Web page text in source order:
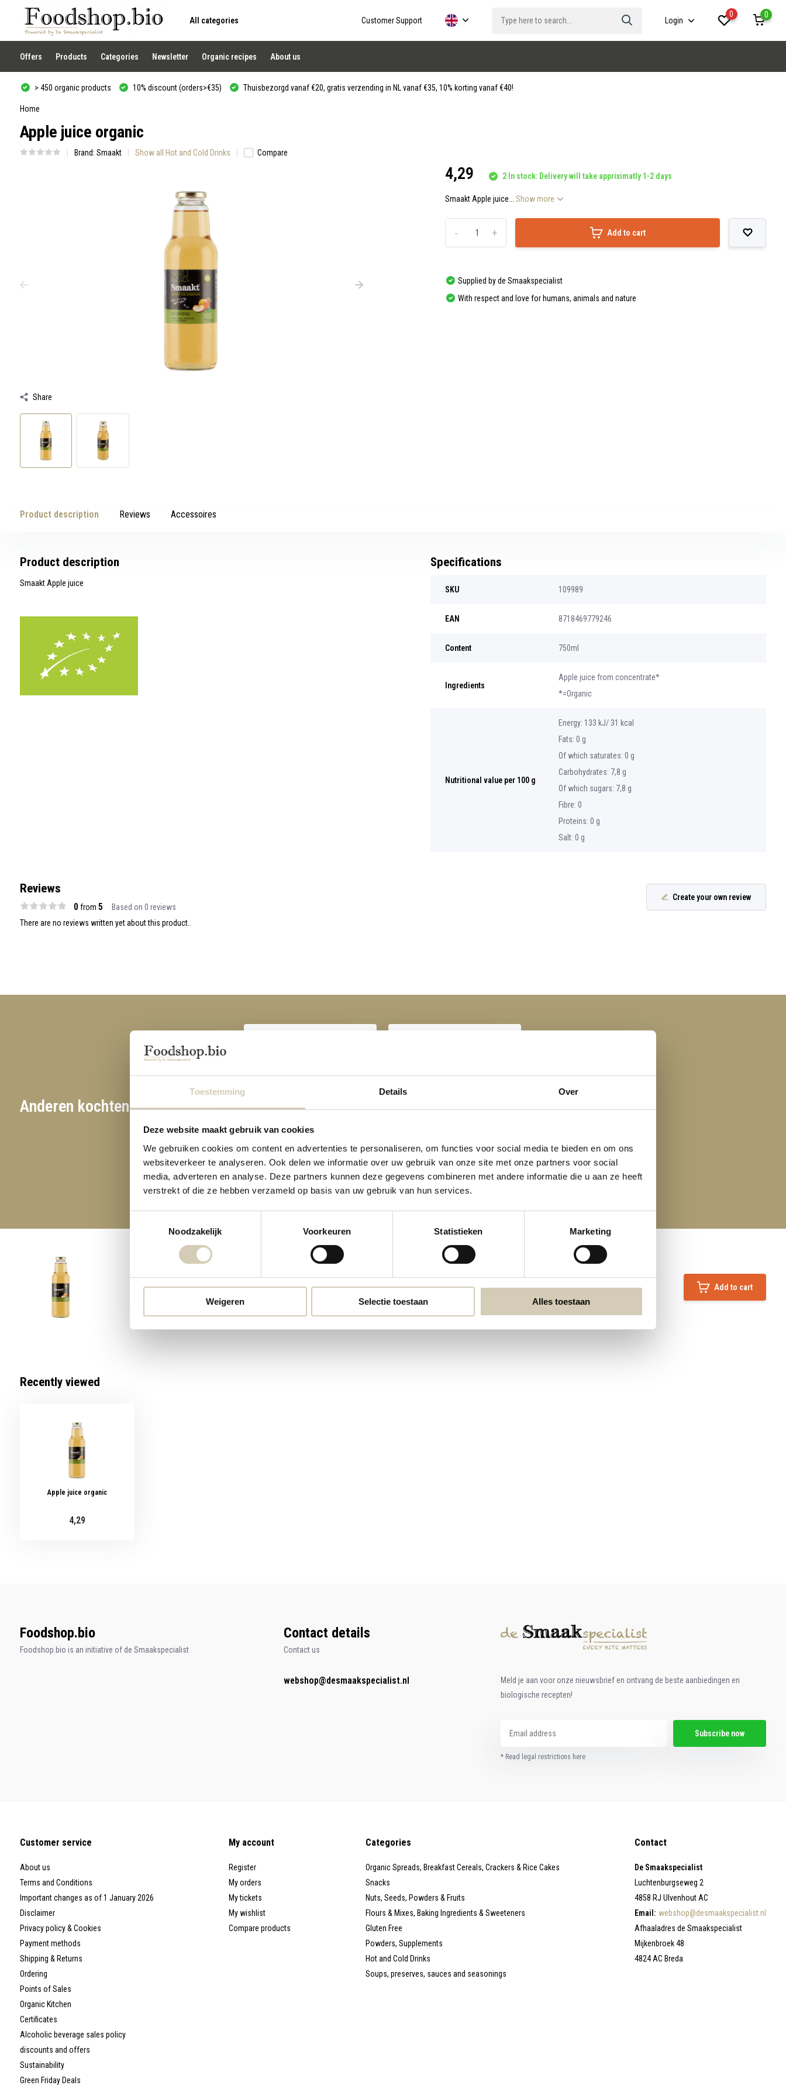
Toestemming Details Over
Deze website maakt gebruik van cookies
We gebruiken cookies om content en advertenties te personaliseren, om functies voor social media te bieden en om ons
websiteverkeer te analyseren. Ook delen we informatie over uw gebruik van onze site met onze partners voor social
media, adverteren en analyse. Deze partners kunnen deze gegevens combineren met andere informatie die u aan ze heeft
verstrekt of die ze hebben verzameld op basis van uw gebruik van hun services.
Noodzakelijk
Voorkeuren Statistieken Marketing
Weigeren Selectie toestaan Alles toestaan
All categories Customer Support Login
0
0
Use
the
up
and
down
arrows
select
result.
enter
to
to
Offers Products Categories Newsletter Organic recipes About us
> 450 organic products 10% discount (orders>€35) Thuisbezorgd vanaf €20, gratis verzending in NL vanaf €35, 10% korting vanaf €40!
Home
Apple juice organic
Brand: Smaakt Show all Hot and Cold Drinks Compare
Share
4,29 2 In stock: Delivery will take appriximatly 1-2 days
Smaakt Apple juice...Show more
+
- Add to cart
Supplied by de Smaakspecialist
With respect and love for humans, animals and nature
Product description Reviews Accessoires
Product description
Smaakt Apple juice
Specifications
SKU 109989
EAN 8718469779246
Content 750ml
Ingredients
Apple juice from concentrate*
*=Organic
Nutritional value per 100 g
Energy: 133 kJ/ 31 kcal
Fats: 0 g
Of which saturates: 0 g
Carbohydrates: 7,8 g
Of which sugars: 7,8 g
Fibre: 0
Proteins: 0 g
Salt: 0 g
Reviews
0 from 5 Based on 0 reviews
Create your own review
There are no reviews written yet about this product..
Anderen kochten ook
organic
12,49
4,29 Smaakt Apple juice organic
2 In stock: Delivery will take appriximatly 1-2 days
Add to cart
Recently viewed
Apple juice organic
4,29
Foodshop.bio
Foodshop.bio is an initiative of de Smaakspecialist
Contact details
Contact us
webshop@desmaakspecialist.nl
Meld je aan voor onze nieuwsbrief en ontvang de beste aanbiedingen en
biologische recepten!
Subscribe now
* Read legal restrictions here
Customer service
About us
Terms and Conditions
Important changes as of 1 January 2026
Disclaimer
Privacy policy & Cookies
Payment methods
Shipping & Returns
Ordering
Points of Sales
Organic Kitchen
Certificates
Alcoholic beverage sales policy
discounts and offers
Sustainability
Green Friday Deals
My account
Register
My orders
My tickets
My wishlist
Compare products
Categories
Organic Spreads, Breakfast Cereals, Crackers & Rice Cakes
Snacks
Nuts, Seeds, Powders & Fruits
Flours & Mixes, Baking Ingredients & Sweeteners
Gluten Free
Powders, Supplements
Hot and Cold Drinks
Soups, preserves, sauces and seasonings
Contact
De Smaakspecialist
Luchtenburgseweg 2
4858 RJ Ulvenhout AC
Email: webshop@desmaakspecialist.nl
Afhaaladres de Smaakspecialist
Mijkenbroek 48
4824 AC Breda